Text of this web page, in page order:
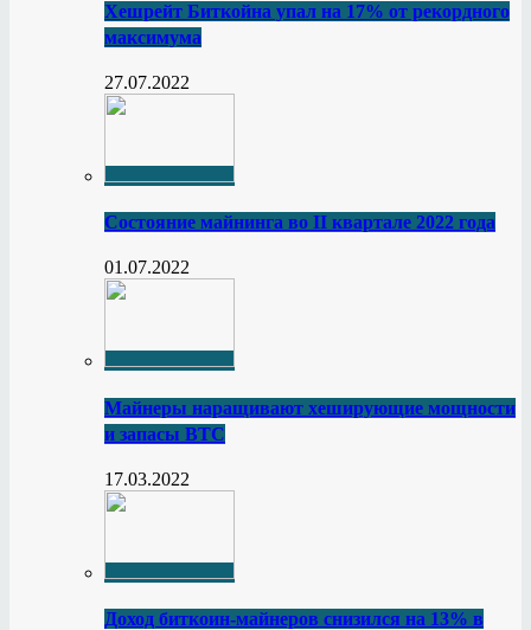
Хешрейт Биткойна упал на 17% от рекордного
максимума
27.07.2022
Состояние майнинга во II квартале 2022 года
01.07.2022
Майнеры наращивают хеширующие мощности
и запасы BTC
17.03.2022
Доход биткоин-майнеров снизился на 13% в